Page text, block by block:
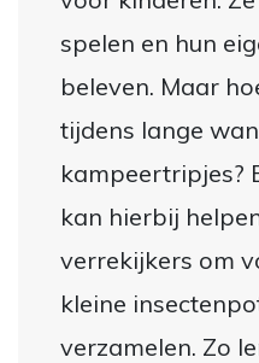
spelen en hun
beleven. Maar
tijdens lange
kampeertripjes?
kan hierbij
verrekijkers om
kleine
verzamelen. Zo